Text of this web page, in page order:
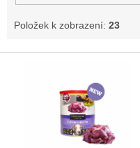
Položek k zobrazení: 23
V